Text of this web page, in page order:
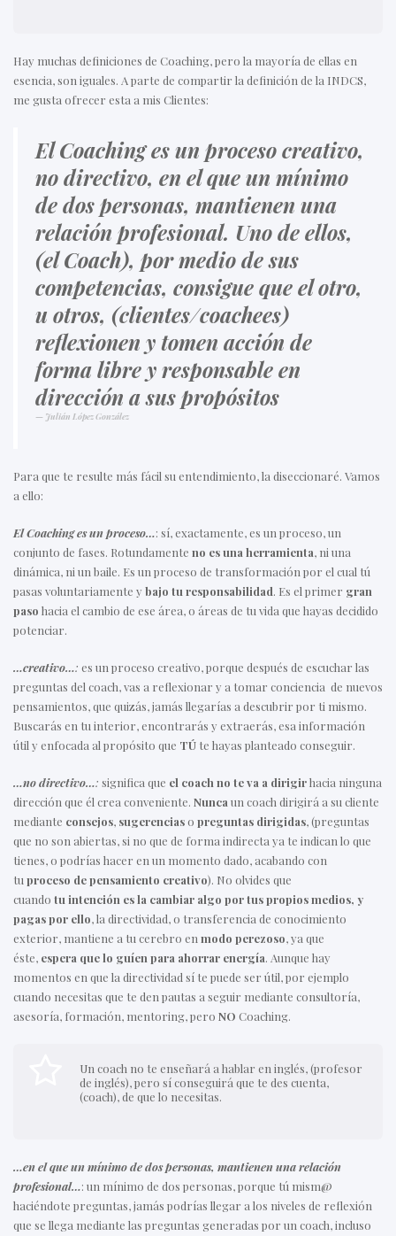
Hay muchas definiciones de Coaching, pero la mayoría de ellas en
esencia, son iguales. A parte de compartir la definición de la INDCS,
me gusta ofrecer esta a mis Clientes:
El Coaching es un proceso creativo,
no directivo, en el que un mínimo
de dos personas, mantienen una
relación profesional. Uno de ellos,
(el Coach), por medio de sus
competencias, consigue que el otro,
u otros, (clientes/coachees)
reflexionen y tomen acción de
forma libre y responsable en
dirección a sus propósitos
Julián López González
Para que te resulte más fácil su entendimiento, la diseccionaré. Vamos
a ello:
El Coaching es un proceso…: sí, exactamente, es un proceso, un
conjunto de fases. Rotundamente no es una herramienta, ni una
dinámica, ni un baile. Es un proceso de transformación por el cual tú
pasas voluntariamente y bajo tu responsabilidad. Es el primer gran
paso hacia el cambio de ese área, o áreas de tu vida que hayas decidido
potenciar.
…creativo…: es un proceso creativo, porque después de escuchar las
preguntas del coach, vas a reflexionar y a tomar conciencia de nuevos
pensamientos, que quizás, jamás llegarías a descubrir por ti mismo.
Buscarás en tu interior, encontrarás y extraerás, esa información
útil y enfocada al propósito que TÚ te hayas planteado conseguir.
…no directivo…: significa que el coach no te va a dirigirhacia ninguna
dirección que él crea conveniente. Nunca un coach dirigirá a su cliente
mediante consejos, sugerenciaso preguntas dirigidas, (preguntas
que no son abiertas, si no que de forma indirecta ya te indican lo que
tienes, o podrías hacer en un momento dado, acabando con
tu proceso de pensamiento creativo). No olvides que
cuando tu intención es la cambiar algo por tus propios medios, y
pagas por ello, la directividad, o transferencia de conocimiento
exterior, mantiene a tu cerebro en modo perezoso, ya que
éste, espera que lo guíen para ahorrar energía. Aunque hay
momentos en que la directividad sí te puede ser útil, por ejemplo
cuando necesitas que te den pautas a seguir mediante consultoría,
asesoría, formación, mentoring, pero NO Coaching.
Un coach no te enseñará a hablar en inglés, (profesor
de inglés), pero sí conseguirá que te des cuenta,
(coach), de que lo necesitas.
…en el que un mínimo de dos personas, mantienen una relación
profesional…: un mínimo de dos personas, porque tú mism@
haciéndote preguntas, jamás podrías llegar a los niveles de reflexión
que se llega mediante las preguntas generadas por un coach, incluso